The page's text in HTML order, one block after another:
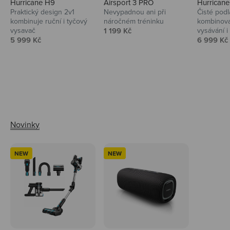
Hurricane H9
Praktický design 2v1
kombinuje ruční i tyčový
vysavač
Prodejní cena
5 999 Kč
Airsport 3 PRO
Nevypadnou ani při
náročném tréninku
Prodejní cena
1 199 Kč
Čisté
vysávání
Prodejní
6 999 Kč
NEW NEW